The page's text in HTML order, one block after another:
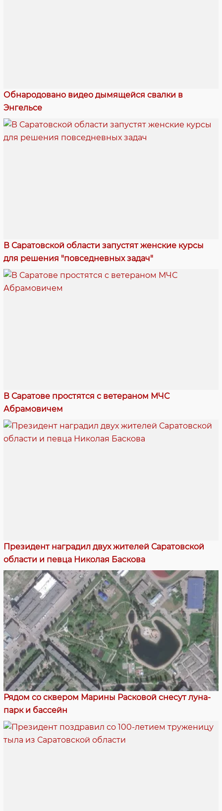
Обнародовано видео дымящейся свалки в
Энгельсе
В Саратовской области запустят женские курсы
для решения "повседневных задач"
В Саратове простятся с ветераном МЧС
Абрамовичем
Президент наградил двух жителей Саратовской
области и певца Николая Баскова
Рядом со сквером Марины Расковой снесут луна-
парк и бассейн